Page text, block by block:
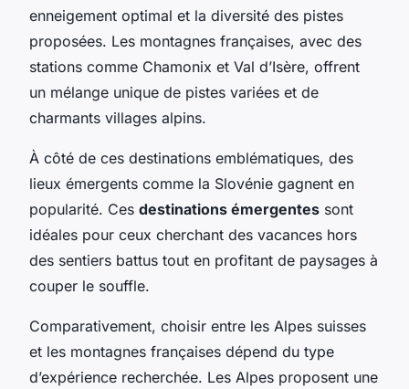
enneigement optimal et la diversité des pistes
proposées. Les montagnes françaises, avec des
stations comme Chamonix et Val d’Isère, offrent
un mélange unique de pistes variées et de
charmants villages alpins.
À côté de ces destinations emblématiques, des
lieux émergents comme la Slovénie gagnent en
popularité. Ces destinations émergentes sont
idéales pour ceux cherchant des vacances hors
des sentiers battus tout en profitant de paysages à
couper le souffle.
Comparativement, choisir entre les Alpes suisses
et les montagnes françaises dépend du type
d’expérience recherchée. Les Alpes proposent une